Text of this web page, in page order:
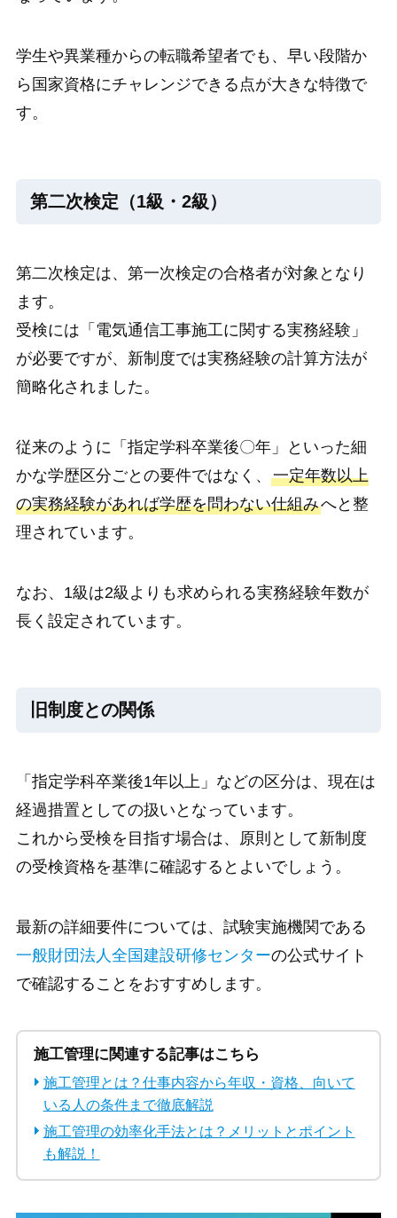
学生や異業種からの転職希望者でも、早い段階か
ら国家資格にチャレンジできる点が大きな特徴で
す。
第二次検定（1級・2級）
第二次検定は、第一次検定の合格者が対象となり
ます。
受検には「電気通信工事施工に関する実務経験」
が必要ですが、新制度では実務経験の計算方法が
簡略化されました。
従来のように「指定学科卒業後〇年」といった細
かな学歴区分ごとの要件ではなく、 一定年数以上
の実務経験があれば学歴を問わない仕組みへと整
理されています。
なお、1級は2級よりも求められる実務経験年数が
長く設定されています。
旧制度との関係
「指定学科卒業後1年以上」などの区分は、現在は
経過措置としての扱いとなっています。
これから受検を目指す場合は、原則として新制度
の受検資格を基準に確認するとよいでしょう。
最新の詳細要件については、試験実施機関である
一般財団法人全国建設研修センターの公式サイト
で確認することをおすすめします。
施工管理に関連する記事はこちら
施工管理とは？仕事内容から年収・資格、向いて
いる人の条件まで徹底解説
施工管理の効率化手法とは？メリットとポイント
も解説！